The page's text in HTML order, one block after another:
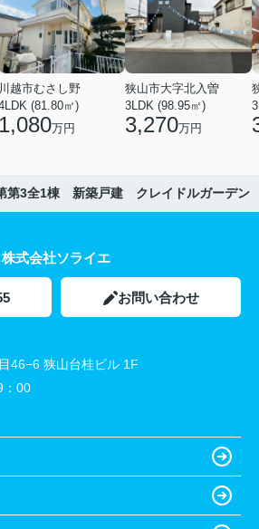
川越市むさし野
(81.80㎡)
1,080万円
狭山市大字北入曽
3LDK (98.95㎡)
3,270万円
第3全1棟 新築戸建 クレイドルガーデン
株式会社ソライエ
お問い合わせ
46−6 狭山台桂ビル 1F
：00